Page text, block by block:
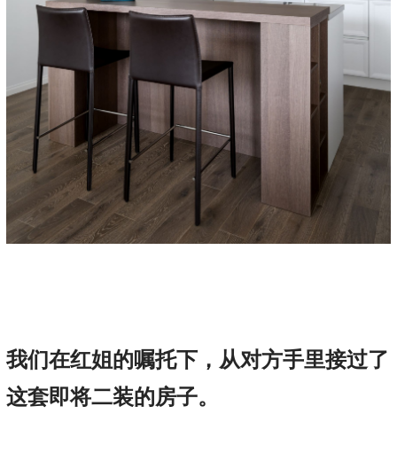
我们在红姐的嘱托下，从对方手里接过了
这套即将二装的房子。